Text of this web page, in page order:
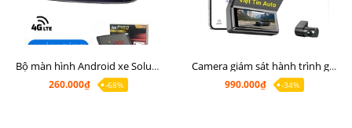
Bộ màn hình Android xe Soluto, mặt dưỡng lắp màn hình Soluto kèm rắc zin
260.000₫
-68%
Camera giám sát hành trình ghi hình 2 mắt Q8 Pro độ phân giải 2K +1080P
990.000₫
-34%